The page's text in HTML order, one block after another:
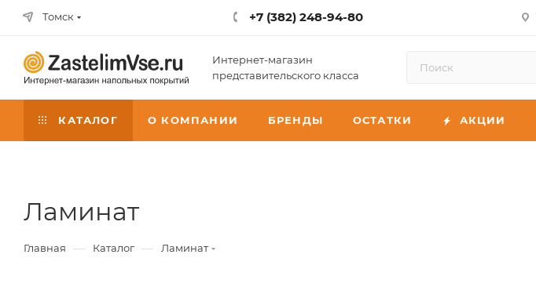
Томск +7 (382) 248-94-80
Интернет-магазин
представительского класса
КАТАЛОГ О КОМПАНИИ БРЕНДЫ ОСТАТКИ АКЦИИ
Ламинат
Главная — Каталог — Ламинат